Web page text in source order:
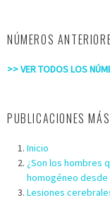
NÚMEROS
>> VER TODOS LOS
PUBLICACIONES
Inicio
¿Son los hombres
homogéneo desde
Lesiones